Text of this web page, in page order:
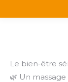
Le bien-être
🌿 Un